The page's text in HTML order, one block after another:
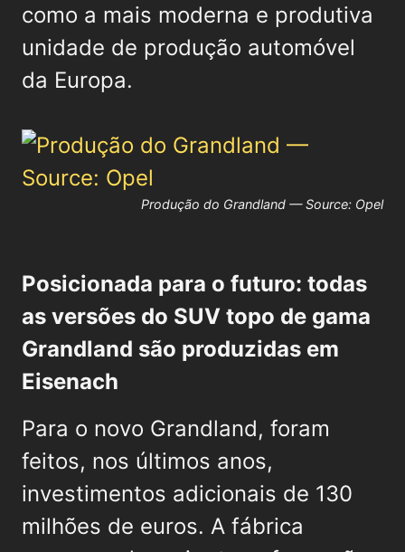
como a mais moderna e produtiva
unidade de produção automóvel
da Europa.
Produção do Grandland — Source: Opel
Posicionada para o futuro: todas
as versões do SUV topo de gama
Grandland são produzidas em
Eisenach
Para o novo Grandland, foram
feitos, nos últimos anos,
investimentos adicionais de 130
milhões de euros. A fábrica